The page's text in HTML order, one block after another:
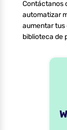
Contáctanos
automatizar
aumentar tus
biblioteca de